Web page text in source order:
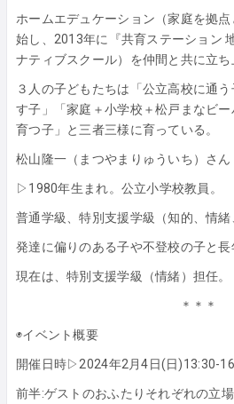
ホームエデュケーション（家庭を拠
始し、2013年に『共育ステーション
ナティブスクール）を仲間と共に立ち
３人の子どもたちは「公立高校に通
す子」「家庭＋小学校＋松戸まなビ
育つ子」と三者三様に育っている。
松山隆一（まつやまりゅういち）さん
▷1980年生まれ。公立小学校教員。
普通学級、特別支援学級（知的、情緒
発達に偏りのある子や不登校の子と長
現在は、特別支援学級（情緒）担任。
＊＊＊
◉イベント概要
開催日時▷2024年2月4日(日)13:30-
前半:ゲストのおふたりそれぞれの立